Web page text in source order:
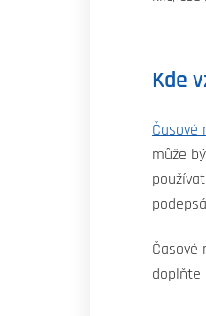
Kde
Časové
může
Časové
doplňte